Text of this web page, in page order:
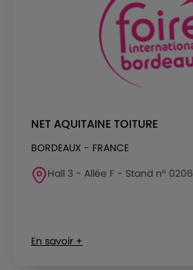
NET AQUITAINE TOITURE
BORDEAUX - FRANCE
Hall 3 - Allée F - Stand n° 0206
En savoir +